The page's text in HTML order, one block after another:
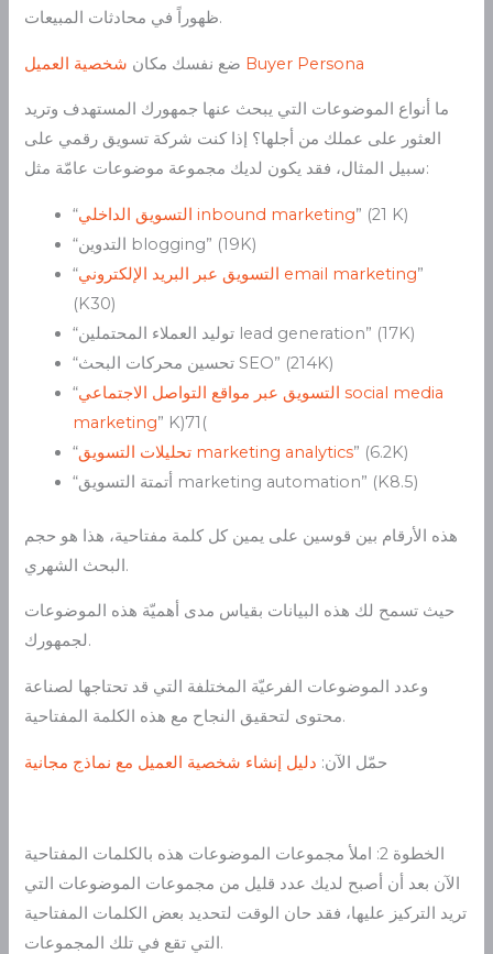
ظهوراً في محادثات المبيعات.
ضع نفسك مكان شخصية العميل Buyer Persona
ما أنواع الموضوعات التي يبحث عنها جمهورك المستهدف وتريد
العثور على عملك من أجلها؟ إذا كنت شركة تسويق رقمي على
سبيل المثال، فقد يكون لديك مجموعة موضوعات عامّة مثل:
“التسويق الداخلي inbound marketing” (21 K)
“التدوين blogging” (19K)
“التسويق عبر البريد الإلكتروني email marketing”
(K30)
“توليد العملاء المحتملين lead generation” (17K)
“تحسين محركات البحث SEO” (214K)
“التسويق عبر مواقع التواصل الاجتماعي social media
marketing” K)71(
“تحليلات التسويق marketing analytics” (6.2K)
“أتمتة التسويق marketing automation” (K8.5)
هذه الأرقام بين قوسين على يمين كل كلمة مفتاحية، هذا هو حجم
البحث الشهري.
حيث تسمح لك هذه البيانات بقياس مدى أهميّة هذه الموضوعات
لجمهورك.
وعدد الموضوعات الفرعيّة المختلفة التي قد تحتاجها لصناعة
محتوى لتحقيق النجاح مع هذه الكلمة المفتاحية.
حمّل الآن: دليل إنشاء شخصية العميل مع نماذج مجانية
الخطوة 2: املأ مجموعات الموضوعات هذه بالكلمات المفتاحية
الآن بعد أن أصبح لديك عدد قليل من مجموعات الموضوعات التي
تريد التركيز عليها، فقد حان الوقت لتحديد بعض الكلمات المفتاحية
التي تقع في تلك المجموعات.